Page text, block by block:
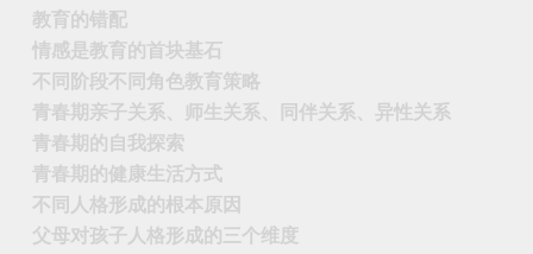
教育的错配
情感是教育的首块基石
不同阶段不同角色教育策略
青春期亲子关系、师生关系、同伴关系、异性关系
青春期的自我探索
青春期的健康生活方式
不同人格形成的根本原因
父母对孩子人格形成的三个维度